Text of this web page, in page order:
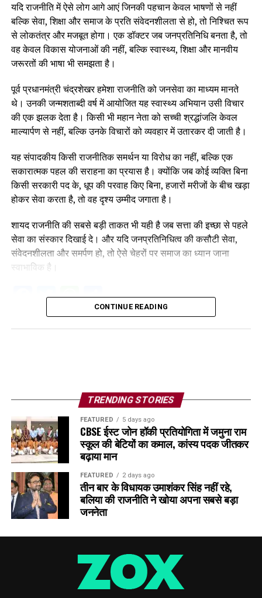
यदि राजनीति में ऐसे लोग आगे आएं जिनकी पहचान केवल भाषणों से नहीं
बल्कि सेवा, शिक्षा और समाज के प्रति संवेदनशीलता से हो, तो निश्चित रूप
से लोकतंत्र और मजबूत होगा। एक डॉक्टर जब जनप्रतिनिधि बनता है, तो
वह केवल विकास योजनाओं की नहीं, बल्कि स्वास्थ्य, शिक्षा और मानवीय
जरूरतों की भाषा भी समझता है।
पूर्व प्रधानमंत्री चंद्रशेखर हमेशा राजनीति को जनसेवा का माध्यम मानते
थे। उनकी जन्मशताब्दी वर्ष में आयोजित यह स्वास्थ्य अभियान उसी विचार
की एक झलक देता है। किसी भी महान नेता को सच्ची श्रद्धांजलि केवल
माल्यार्पण से नहीं, बल्कि उनके विचारों को व्यवहार में उतारकर दी जाती है।
यह संपादकीय किसी राजनीतिक समर्थन या विरोध का नहीं, बल्कि एक
सकारात्मक पहल की सराहना का प्रयास है। क्योंकि जब कोई व्यक्ति बिना
किसी सरकारी पद के, धूप की परवाह किए बिना, हजारों मरीजों के बीच खड़ा
होकर सेवा करता है, तो वह दृश्य उम्मीद जगाता है।
शायद राजनीति की सबसे बड़ी ताकत भी यही है जब सत्ता की इच्छा से पहले
सेवा का संस्कार दिखाई दे। और यदि जनप्रतिनिधित्व की कसौटी सेवा,
संवेदनशीलता और समर्पण हो, तो ऐसे चेहरों पर समाज का ध्यान जाना
स्वाभाविक है।
Facebook
Twitter
WhatsApp
Share
CONTINUE READING
TRENDING STORIES
FEATURED 5 days ago
CBSE ईस्ट जोन हॉकी प्रतियोगिता में जमुना राम
स्कूल की बेटियों का कमाल, कांस्य पदक जीतकर
बढ़ाया मान
FEATURED 2 days ago
तीन बार के विधायक उमाशंकर सिंह नहीं रहे,
बलिया की राजनीति ने खोया अपना सबसे बड़ा
जननेता